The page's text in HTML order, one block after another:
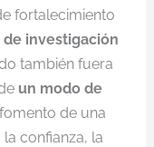
fortalecimiento
investigación
también fuera
un modo de
de una
confianza, la